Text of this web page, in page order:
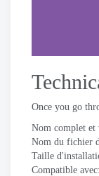
Once you go
Nom complet et
Nom du fichier
Taille
Compatible